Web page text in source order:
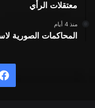
معتقلات الرأي
منذ 4 أيام
المحاكمات الصورية